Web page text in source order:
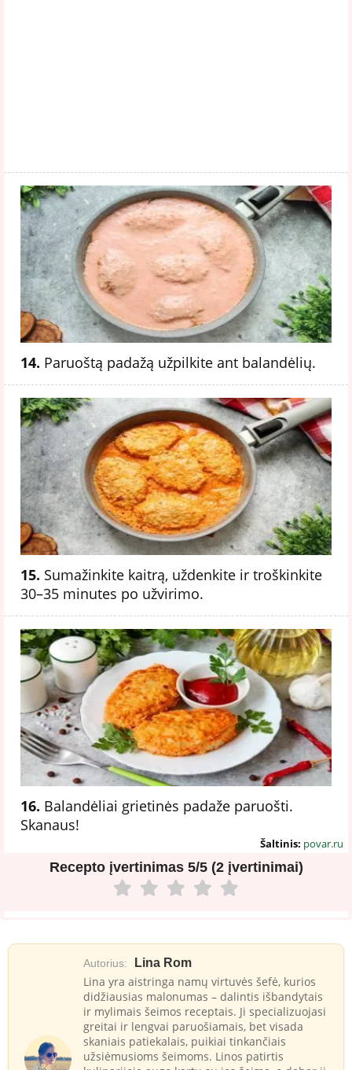
14. Paruoštą padažą užpilkite ant balandėlių.
15. Sumažinkite kaitrą, uždenkite ir troškinkite
30–35 minutes po užvirimo.
16. Balandėliai grietinės padaže paruošti.
Skanaus!
Šaltinis: povar.ru
Recepto įvertinimas 5/5 (2 įvertinimai)
Autorius: Lina Rom
Lina yra aistringa namų virtuvės šefė, kurios
didžiausias malonumas – dalintis išbandytais
ir mylimais šeimos receptais. Ji specializuojasi
greitai ir lengvai paruošiamais, bet visada
skaniais patiekalais, puikiai tinkančiais
užsiėmusioms šeimoms. Linos patirtis